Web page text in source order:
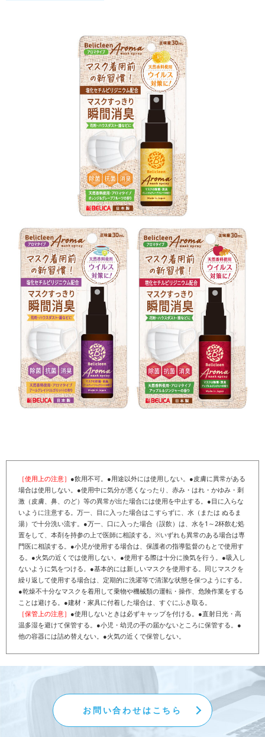
［使用上の注意］ ●飲用不可。●用途以外には使用しない。●皮膚に異常がある
場合は使用しない。●使用中に気分が悪くなったり、赤み・はれ・かゆみ・刺
激（皮膚、鼻、のど）等の異常が出た場合には使用を中止する。●目に入らな
いように注意する。万一、目に入った場合はこすらずに、水（または ぬるま
湯）で十分洗い流す。●万一、口に入った場合（誤飲）は、水を1～2杯飲む処
置をして、本剤を持参の上で医師に相談する。※いずれも異常のある場合は専
門医に相談する。●小児が使用する場合は、保護者の指導監督のもとで使用す
る。●火気の近くでは使用しない。●使用する際は十分に換気を行う。●吸入し
ないように気をつける。●基本的には新しいマスクを使用する。同じマスクを
繰り返して使用する場合は、定期的に洗濯等で清潔な状態を保つようにする。
●乾燥不十分なマスクを着用して乗物や機械類の運転・操作、危険作業をする
ことは避ける。●建材・家具に付着した場合は、すぐにふき取る。
［保管上の注意］ ●使用しないときは必ずキャップを付ける。●直射日光・高
温多湿を避けて保管する。●小児・幼児の手の届かないところに保管する。●
他の容器には詰め替えない。●火気の近くで保管しない。
お問い合わせはこちら